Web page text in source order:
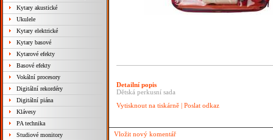
Kytary akustické
Ukulele
Kytary elektrické
Kytary basové
Kytarové efekty
Basové efekty
Vokální procesory
Digitální rekordéry
Digitální piána
Klávesy
PA technika
Studiové monitory
Detailní popis
Dětská perkusní sada
Vytisknout na tiskárně | Poslat odkaz
Vložit nový komentář